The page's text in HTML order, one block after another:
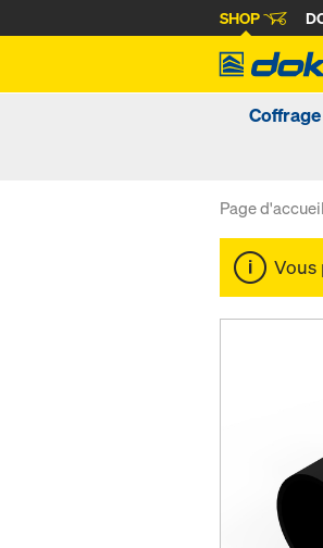
SHOP
Page d'accueil
Vous